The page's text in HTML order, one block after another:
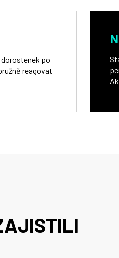
po
reagovat